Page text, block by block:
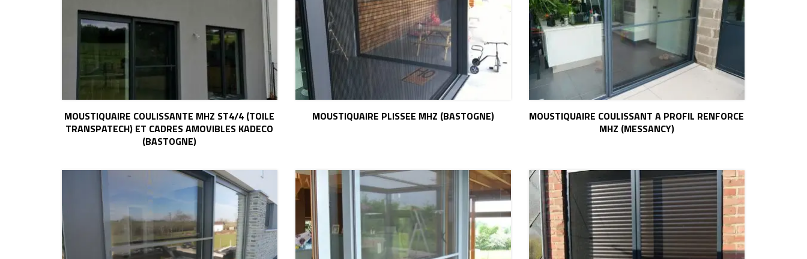
MOUSTIQUAIRE COULISSANTE MHZ ST4/4 (TOILE
TRANSPATECH) ET CADRES AMOVIBLES KADECO
(BASTOGNE)
MOUSTIQUAIRE PLISSEE MHZ (BASTOGNE)
MOUSTIQUAIRE COULISSANT A PROFIL RENFORCE
MHZ (MESSANCY)